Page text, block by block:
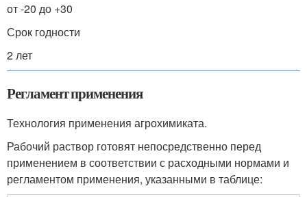
от -20 до +30
Срок годности
2 лет
Регламент применения
Технология применения агрохимиката.
Рабочий раствор готовят непосредственно перед
применением в соответствии с расходными нормами и
регламентом применения, указанными в таблице: